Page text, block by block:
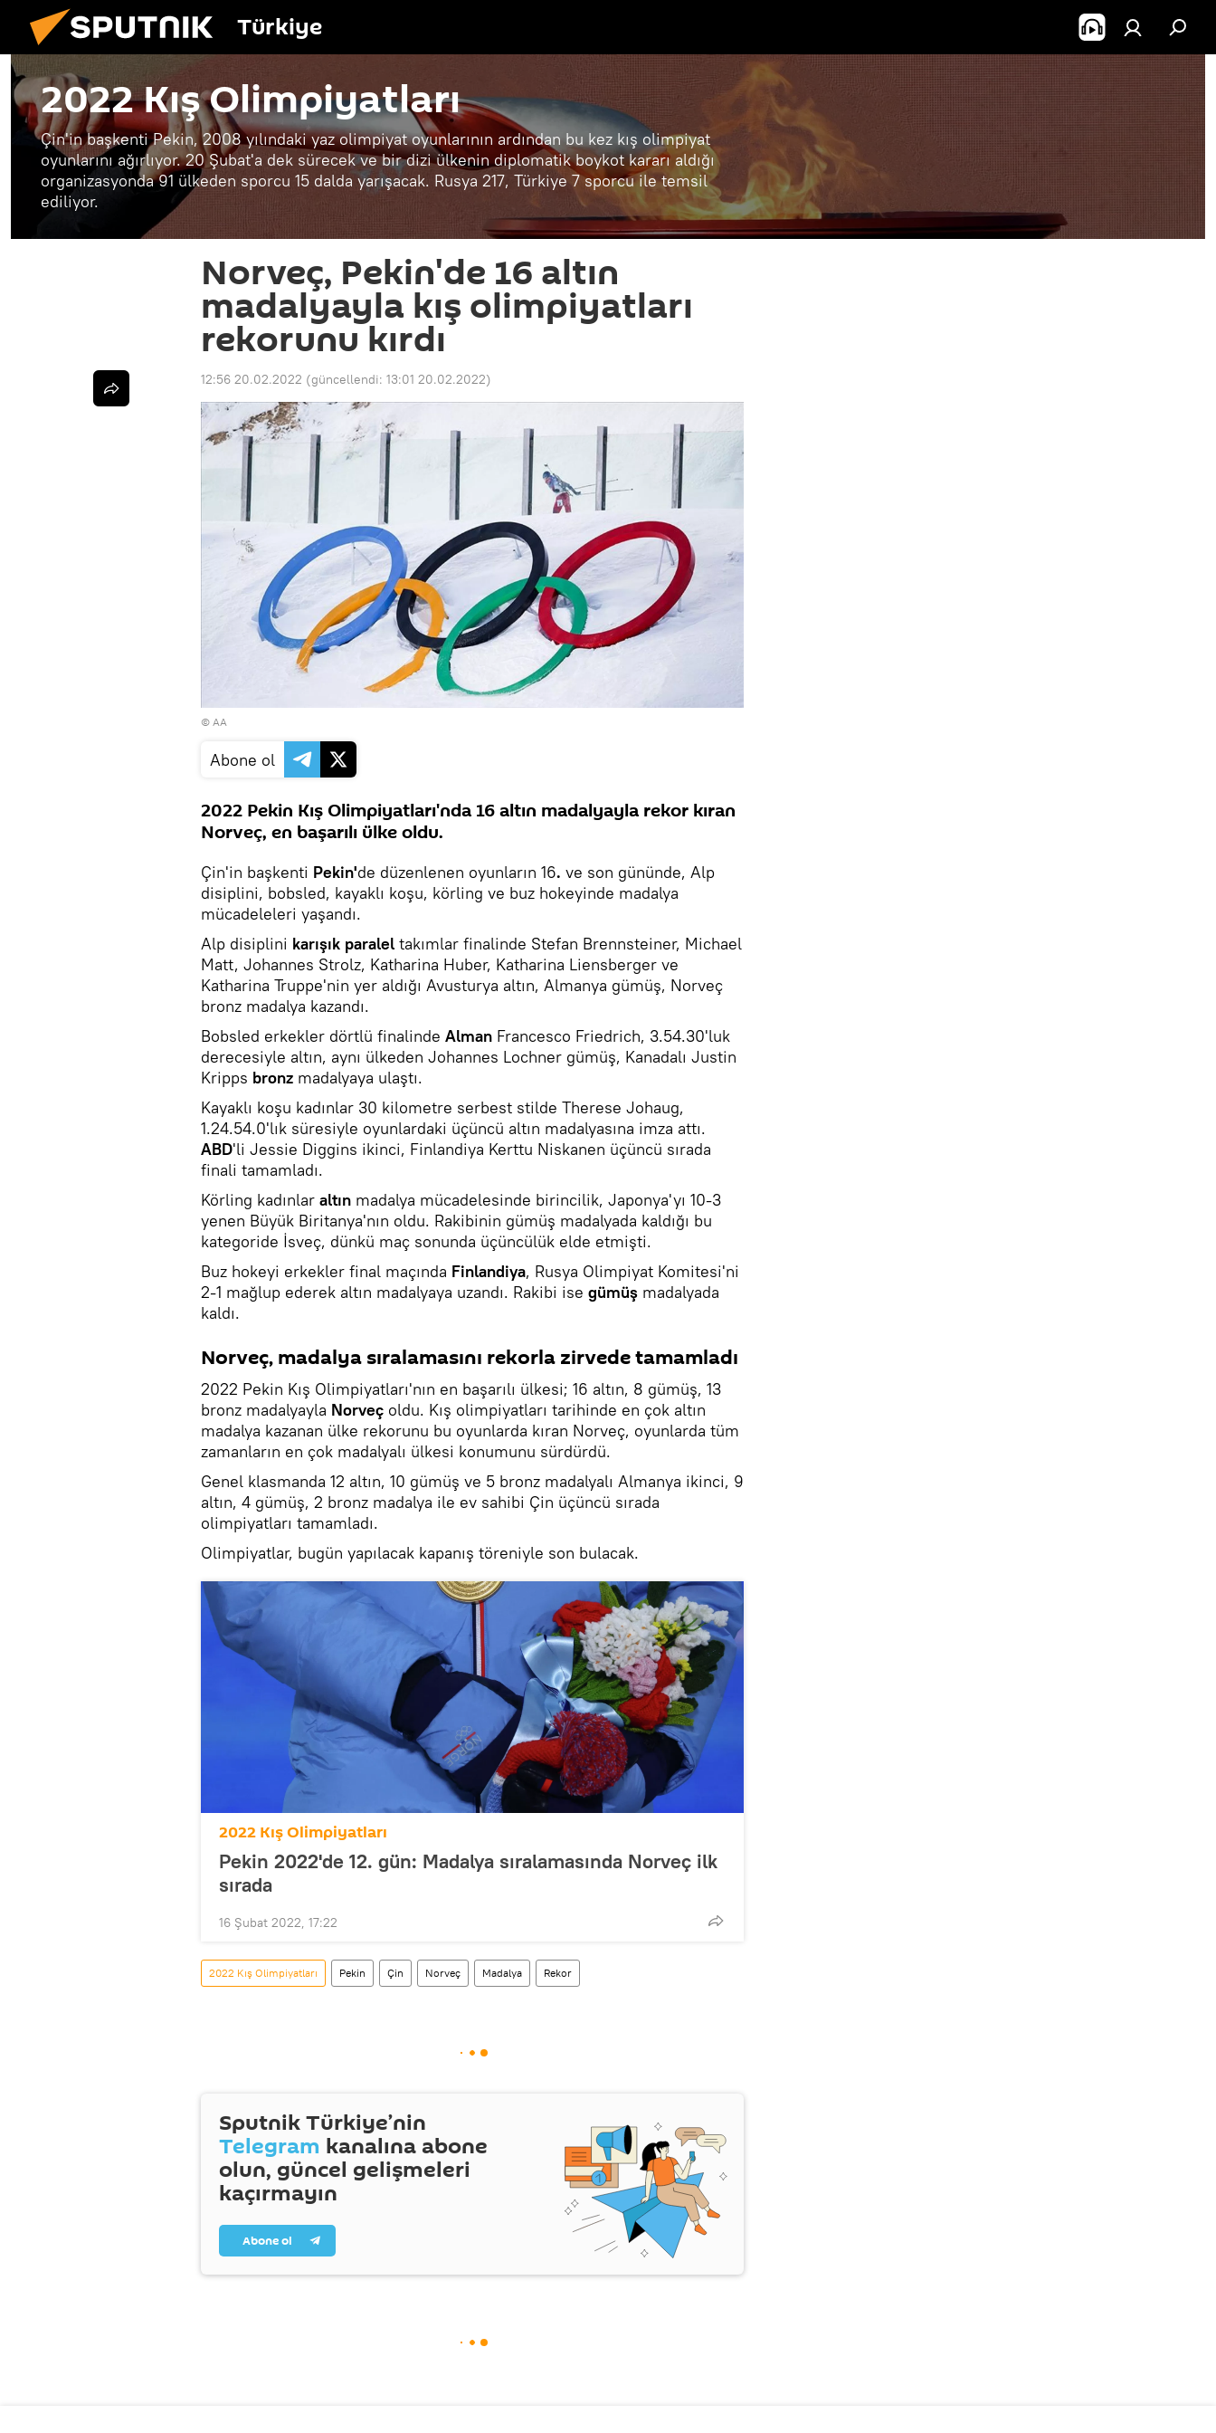
Türkiye
2022 Kış Olimpiyatları
Çin'in başkenti Pekin, 2008 yılındaki yaz olimpiyat oyunlarının ardından bu kez kış olimpiyat
oyunlarını ağırlıyor. 20 Şubat'a dek sürecek ve bir dizi ülkenin diplomatik boykot kararı aldığı
organizasyonda 91 ülkeden sporcu 15 dalda yarışacak. Rusya 217, Türkiye 7 sporcu ile temsil
ediliyor.
Norveç, Pekin'de 16 altın
madalyayla kış olimpiyatları
rekorunu kırdı
12:56 20.02.2022 (güncellendi: 13:01 20.02.2022)
© AA
Abone ol
2022 Pekin Kış Olimpiyatları'nda 16 altın madalyayla rekor kıran
Norveç, en başarılı ülke oldu.
Çin'in başkenti Pekin'de düzenlenen oyunların 16. ve son gününde, Alp
disiplini, bobsled, kayaklı koşu, körling ve buz hokeyinde madalya
mücadeleleri yaşandı.
Alp disiplini karışık paralel takımlar finalinde Stefan Brennsteiner, Michael
Matt, Johannes Strolz, Katharina Huber, Katharina Liensberger ve
Katharina Truppe'nin yer aldığı Avusturya altın, Almanya gümüş, Norveç
bronz madalya kazandı.
Bobsled erkekler dörtlü finalinde Alman Francesco Friedrich, 3.54.30'luk
derecesiyle altın, aynı ülkeden Johannes Lochner gümüş, Kanadalı Justin
Kripps bronz madalyaya ulaştı.
Kayaklı koşu kadınlar 30 kilometre serbest stilde Therese Johaug,
1.24.54.0'lık süresiyle oyunlardaki üçüncü altın madalyasına imza attı.
ABD'li Jessie Diggins ikinci, Finlandiya Kerttu Niskanen üçüncü sırada
finali tamamladı.
Körling kadınlar altın madalya mücadelesinde birincilik, Japonya'yı 10-3
yenen Büyük Biritanya'nın oldu. Rakibinin gümüş madalyada kaldığı bu
kategoride İsveç, dünkü maç sonunda üçüncülük elde etmişti.
Buz hokeyi erkekler final maçında Finlandiya, Rusya Olimpiyat Komitesi'ni
2-1 mağlup ederek altın madalyaya uzandı. Rakibi ise gümüş madalyada
kaldı.
Norveç, madalya sıralamasını rekorla zirvede tamamladı
2022 Pekin Kış Olimpiyatları'nın en başarılı ülkesi; 16 altın, 8 gümüş, 13
bronz madalyayla Norveç oldu. Kış olimpiyatları tarihinde en çok altın
madalya kazanan ülke rekorunu bu oyunlarda kıran Norveç, oyunlarda tüm
zamanların en çok madalyalı ülkesi konumunu sürdürdü.
Genel klasmanda 12 altın, 10 gümüş ve 5 bronz madalyalı Almanya ikinci, 9
altın, 4 gümüş, 2 bronz madalya ile ev sahibi Çin üçüncü sırada
olimpiyatları tamamladı.
Olimpiyatlar, bugün yapılacak kapanış töreniyle son bulacak.
2022 Kış Olimpiyatları
Pekin 2022'de 12. gün: Madalya sıralamasında Norveç ilk
sırada
16 Şubat 2022, 17:22
2022 Kış Olimpiyatları Pekin Çin Norveç Madalya Rekor
Sputnik Türkiye’nin
Telegram kanalına abone
olun, güncel gelişmeleri
kaçırmayın
Abone ol